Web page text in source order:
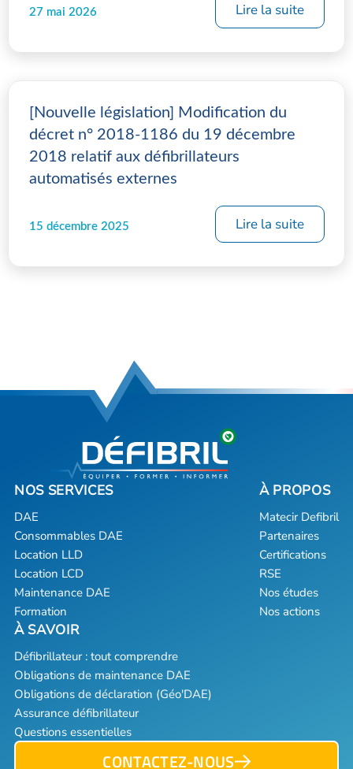
27 mai 2026 Lire la suite
[Nouvelle législation] Modification du
décret n° 2018-1186 du 19 décembre
2018 relatif aux défibrillateurs
automatisés externes
15 décembre 2025 Lire la suite
DAE
Consommables DAE
Location LLD
Location LCD
Maintenance DAE
Formation
Matecir Defibril
Partenaires
Certifications
RSE
Nos études
Nos actions
Défibrillateur : tout comprendre
Obligations de maintenance DAE
Obligations de déclaration (Géo'DAE)
Assurance défibrillateur
Questions essentielles
CONTACTEZ-NOUS